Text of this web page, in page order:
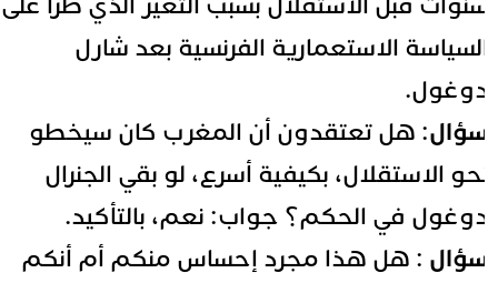
الاستعمارية الفرنسية بعد شارل
: هل تعتقدون أن المغرب كان سيخطو
الاستقلال، بكيفية أسرع، لو بقي الجنرال
في الحكم؟ جواب: نعم، بالتأكيد.
: هل هذا مجرد إحساس منكم أم أنكم